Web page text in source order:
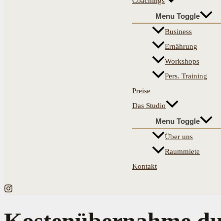
Menu Toggle
Business
Ernährung
Workshops
Pers. Training
Preise
Das Studio
Menu Toggle
Über uns
Raummiete
Kontakt